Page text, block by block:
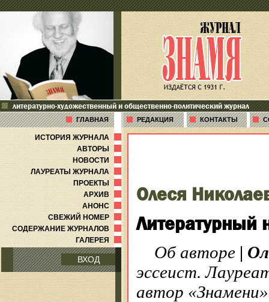
литературно-художественный и общественно-политический журнал
ГЛАВНАЯ РЕДАКЦИЯ КОНТАКТЫ
ИСТОРИЯ ЖУРНАЛА
АВТОРЫ
НОВОСТИ
ЛАУРЕАТЫ ЖУРНАЛА
ПРОЕКТЫ
АРХИВ
АНОНС
СВЕЖИЙ НОМЕР
СОДЕРЖАНИЕ ЖУРНАЛОВ
ГАЛЕРЕЯ
ВХОД
Олеся
Литературный
Об авторе |
эссеист.
автор